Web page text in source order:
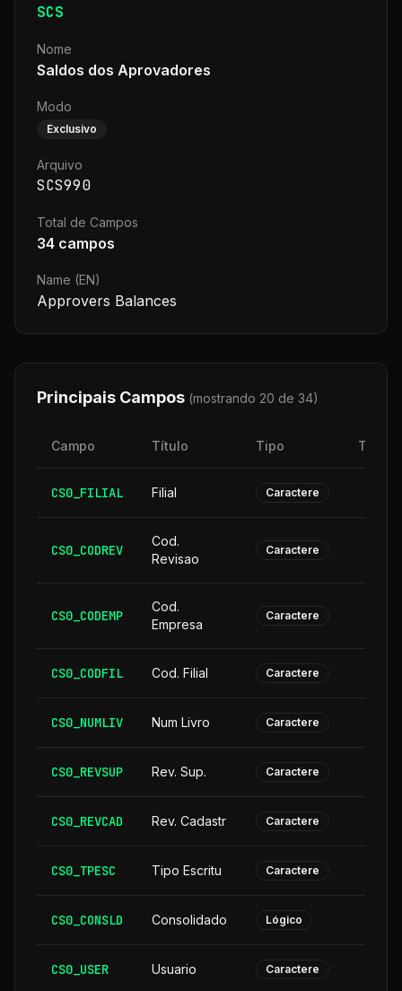
SCS
Nome
Saldos dos Aprovadores
Modo
Exclusivo
Arquivo
SCS990
Total de Campos
34 campos
Name (EN)
Approvers Balances
Principais Campos (mostrando 20 de 34)
Campo Título Tipo
CS0_FILIAL Filial Caractere
CS0_CODREV
Cod.
Revisao
Caractere
CS0_CODEMP
Cod.
Empresa
Caractere
CS0_CODFIL Cod. Filial Caractere
CS0_NUMLIV Num Livro Caractere
CS0_REVSUP Rev. Sup. Caractere
CS0_REVCAD Rev. Cadastr Caractere
CS0_TPESC Tipo Escritu Caractere
CS0_CONSLD Consolidado Lógico
CS0_USER Usuario Caractere